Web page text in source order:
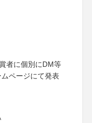
者に個別にDM等
ページにて発表